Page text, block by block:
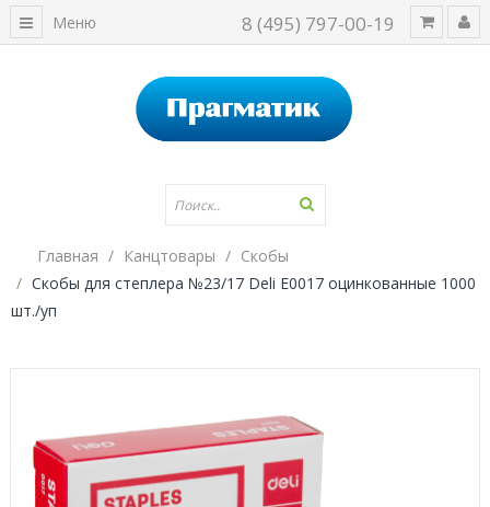
8 (495) 797-00-19
Меню
Главная Канцтовары
Скобы
Скобы для степлера №23/17 Deli Е0017 оцинкованные 1000
шт./уп